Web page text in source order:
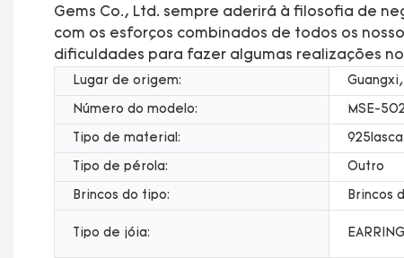
Gems Co., Ltd. sempre aderirá à filosofia de
com os esforços combinados de todos os
dificuldades para fazer algumas realizações
Lugar de origem:
Número do modelo: MSE-502
Tipo de material: 925lasca
Tipo de pérola: Outro
Brincos do tipo: Brincos
Tipo de jóia: